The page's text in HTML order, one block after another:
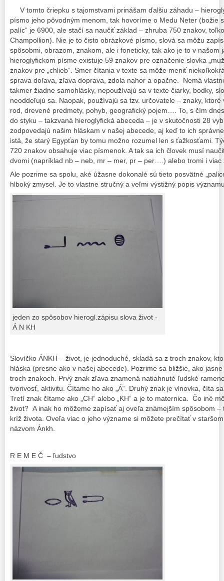
V tomto čriepku s tajomstvami prinášam ďalšiu záhadu –
písmo jeho pôvodným menom, tak hovoríme o Medu Neter (božie
palíc“ je 6900, ale stačí sa naučiť základ – zhruba 750 znakov,
Champollion).
Nie je to čisto obrázkové písmo, slová sa môžu
spôsobmi, obrazom, znakom, ale i foneticky, tak ako je to v našom
hieroglyfickom písme existuje 59 znakov pre označenie slovka
znakov pre „chlieb“. Smer čítania v texte sa môže meniť
sprava doľava, zľava doprava, zdola nahor a opačne. Nemá
takmer žiadne samohlásky, nepoužívajú sa v texte čiarky, bodky,
neoddeľujú sa. Naopak, používajú sa tzv. určovatele – znaky,
rod, drevené predmety, pohyb, geografický pojem…. To, s čím
do styku – takzvaná hieroglyfická abeceda – je v skutočnosti 28
zodpovedajú našim hláskam v našej abecede, aj keď to ich
istá, že starý Egypťan by tomu možno rozumel len s ťažkosťami.
720 znakov obsahuje viac písmenok. A tak sa ich človek musí
dvomi (napríklad nb – neb, mr – mer, pr – per….) alebo tromi i viac
Ale pozrime sa spolu, aké úžasne dokonalé sú tieto posvätné
hlboký zmysel. Je to vlastne stručný a veľmi výstižný popis
jeden zo spôsobov hierogl.zápisu slova život -
Á N KH
Slovíčko ÁNKH – život, je jednoduché, skladá sa z troch znakov,
hláska (presne ako v našej abecede). Pozrime sa bližšie, ako
troch znakoch. Prvý znak zľava znamená natiahnuté ľudské
tvorivosť, aktivitu. Čítame ho ako „Á“. Druhý znak je vlnovka, číta
Tretí znak čítame ako „CH“ alebo „KH“ a je to maternica. Čo iné
život? A inak ho môžeme zapísať aj oveľa známejším spôsobom –
kríž života. Oveľa viac o jeho význame si môžete prečítať v
názvom Ánkh.
R E M E Č – ľudstvo